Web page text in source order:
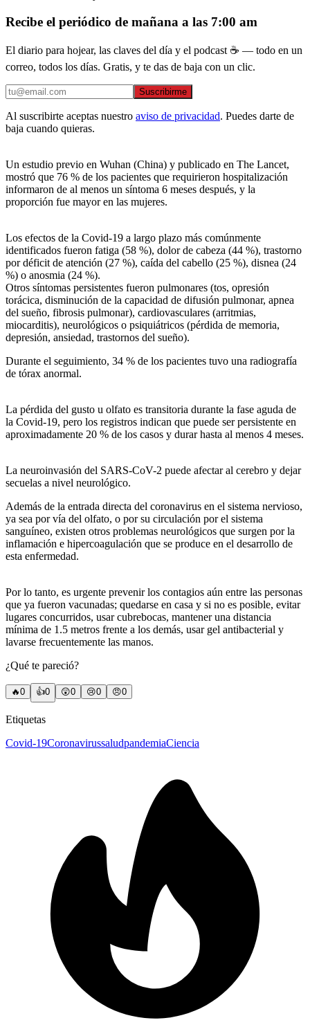
Recibe el periódico de mañana a las 7:00 am
El diario para hojear, las claves del día y el podcast ☕ — todo en un
correo, todos los días. Gratis, y te das de baja con un clic.
Suscribirme
Al suscribirte aceptas nuestro aviso de privacidad. Puedes darte de
baja cuando quieras.
Un estudio previo en Wuhan (China) y publicado en The Lancet,
mostró que 76 % de los pacientes que requirieron hospitalización
informaron de al menos un síntoma 6 meses después, y la
proporción fue mayor en las mujeres.
Los efectos de la Covid-19 a largo plazo más comúnmente
identificados fueron fatiga (58 %), dolor de cabeza (44 %), trastorno
por déficit de atención (27 %), caída del cabello (25 %), disnea (24
%) o anosmia (24 %).
Otros síntomas persistentes fueron pulmonares (tos, opresión
torácica, disminución de la capacidad de difusión pulmonar, apnea
del sueño, fibrosis pulmonar), cardiovasculares (arritmias,
miocarditis), neurológicos o psiquiátricos (pérdida de memoria,
depresión, ansiedad, trastornos del sueño).
Durante el seguimiento, 34 % de los pacientes tuvo una radiografía
de tórax anormal.
La pérdida del gusto u olfato es transitoria durante la fase aguda de
la Covid-19, pero los registros indican que puede ser persistente en
aproximadamente 20 % de los casos y durar hasta al menos 4 meses.
La neuroinvasión del SARS-CoV-2 puede afectar al cerebro y dejar
secuelas a nivel neurológico.
Además de la entrada directa del coronavirus en el sistema nervioso,
ya sea por vía del olfato, o por su circulación por el sistema
sanguíneo, existen otros problemas neurológicos que surgen por la
inflamación e hipercoagulación que se produce en el desarrollo de
esta enfermedad.
Por lo tanto, es urgente prevenir los contagios aún entre las personas
que ya fueron vacunadas; quedarse en casa y si no es posible, evitar
lugares concurridos, usar cubrebocas, mantener una distancia
mínima de 1.5 metros frente a los demás, usar gel antibacterial y
lavarse frecuentemente las manos.
¿Qué te pareció?
🔥0 👍0 😲0 😢0 😠0
Etiquetas
Covid-19CoronavirussaludpandemiaCiencia